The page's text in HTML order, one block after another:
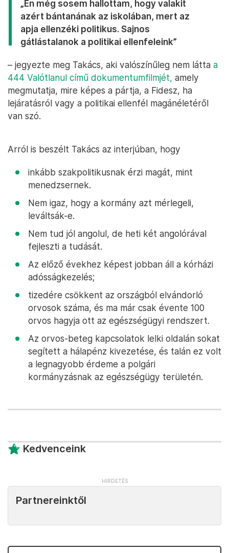
„Én még sosem hallottam, hogy valakit
azért bántanának az iskolában, mert az
apja ellenzéki politikus. Sajnos
gátlástalanok a politikai ellenfeleink”
– jegyezte meg Takács, aki valószínűleg nem látta a
444 Valótlanul című dokumentumfilmjét, amely
megmutatja, mire képes a pártja, a Fidesz, ha
lejáratásról vagy a politikai ellenfél magánéletéről
van szó.
Arról is beszélt Takács az interjúban, hogy
inkább szakpolitikusnak érzi magát, mint
menedzsernek.
Nem igaz, hogy a kormány azt mérlegeli,
leváltsák-e.
Nem tud jól angolul, de heti két angolórával
fejleszti a tudását.
Az előző évekhez képest jobban áll a kórházi
adósságkezelés;
tizedére csökkent az országból elvándorló
orvosok száma, és ma már csak évente 100
orvos hagyja ott az egészségügyi rendszert.
Az orvos-beteg kapcsolatok lelki oldalán sokat
segített a hálapénz kivezetése, és talán ez volt
a legnagyobb érdeme a polgári
kormányzásnak az egészségügy területén.
Kedvenceink
Partnereinktől